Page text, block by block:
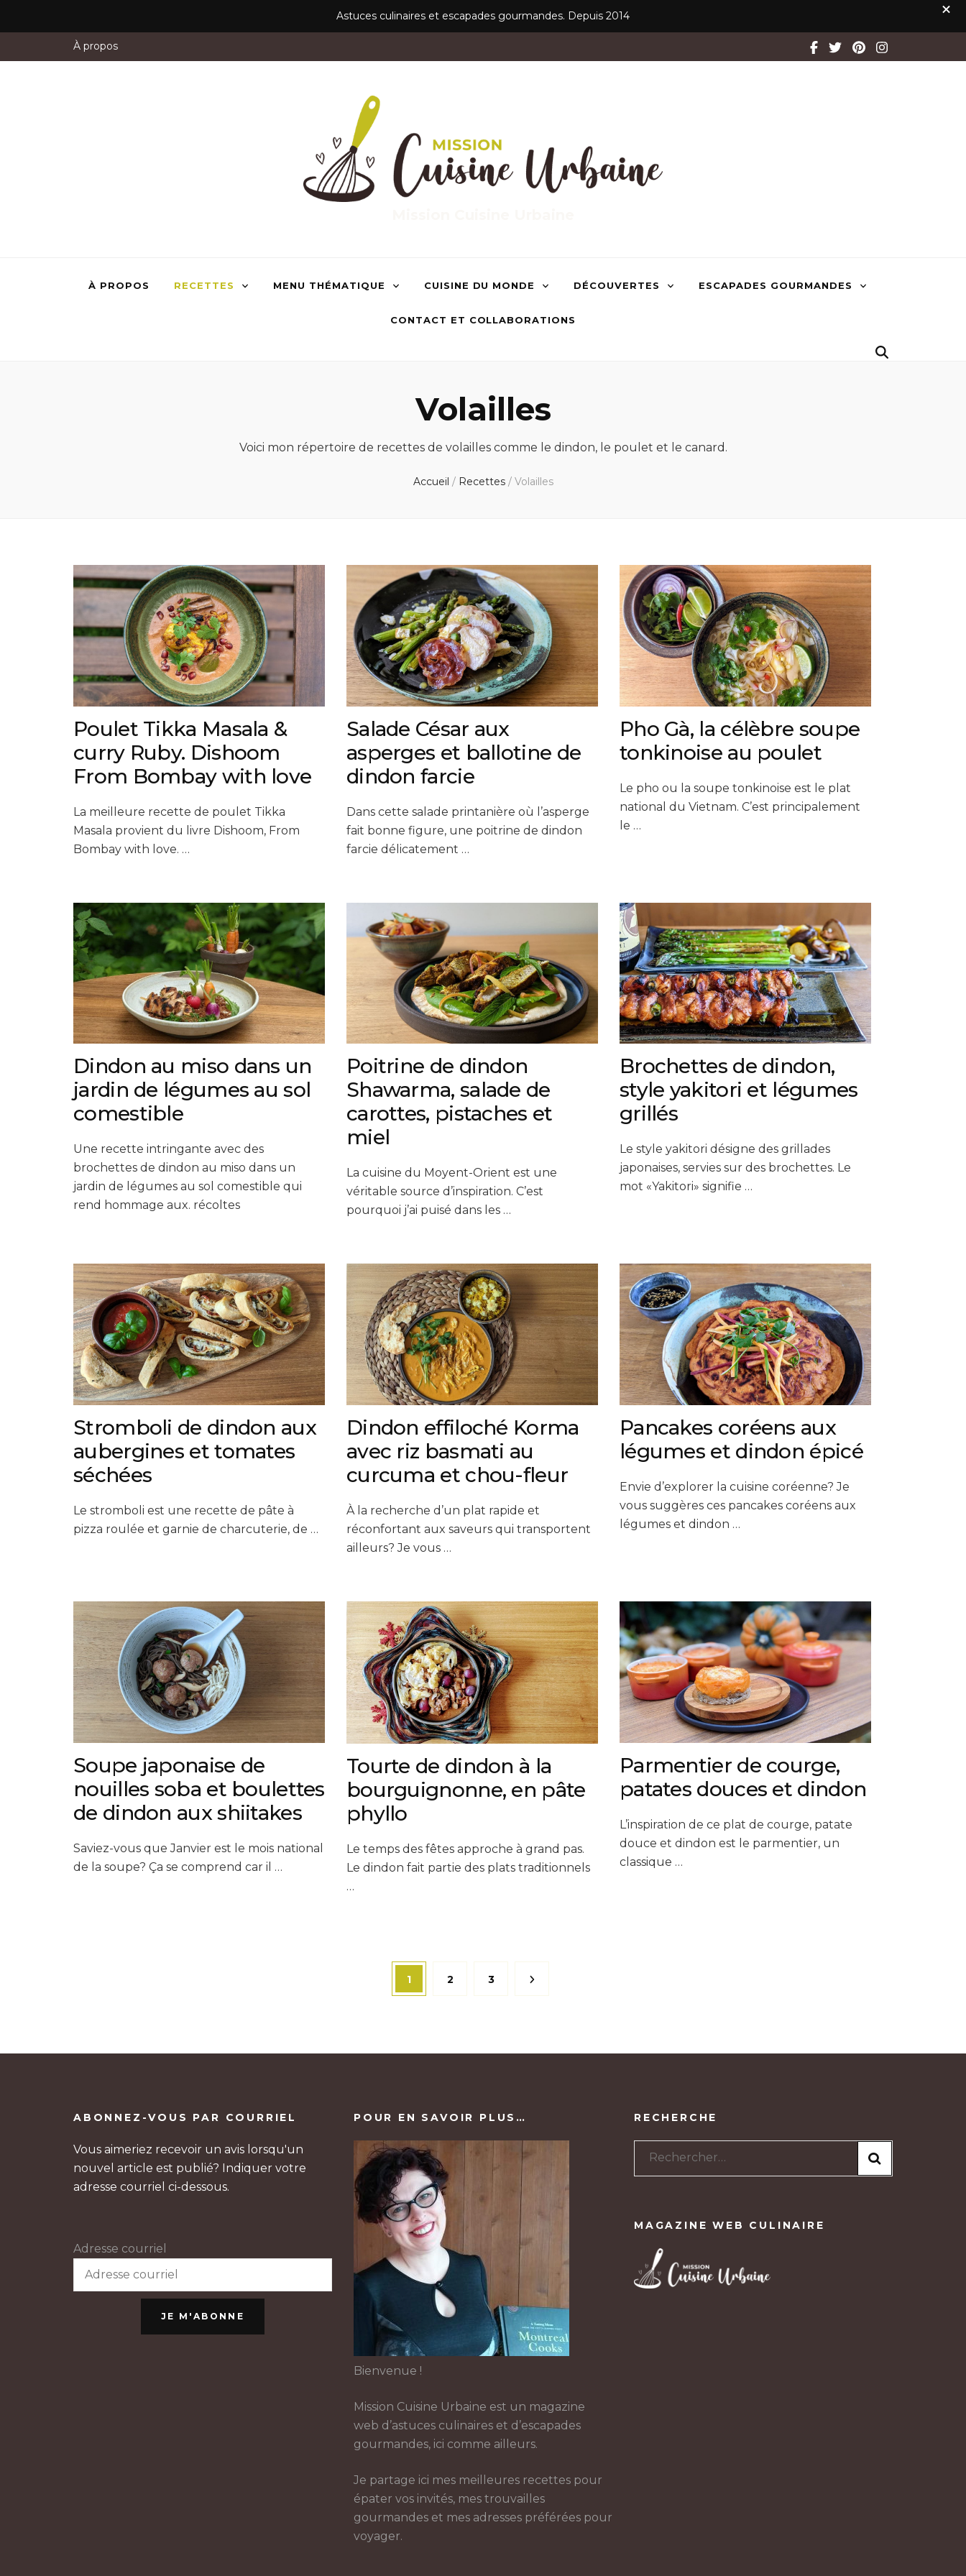
Astuces culinaires et escapades gourmandes. Depuis 2014
À propos
À PROPOS RECETTES MENU THÉMATIQUE CUISINE DU MONDE DÉCOUVERTES ESCAPADES GOURMANDES
CONTACT ET COLLABORATIONS
Volailles
Voici mon répertoire de recettes de volailles comme le dindon, le poulet et le canard.
Accueil / Recettes / Volailles
Poulet Tikka Masala &
curry Ruby. Dishoom
From Bombay with love
La meilleure recette de poulet Tikka
Masala provient du livre Dishoom, From
Bombay with love. …
Salade César aux
asperges et ballotine de
dindon farcie
Dans cette salade printanière où l’asperge
fait bonne figure, une poitrine de dindon
farcie délicatement …
Pho Gà, la célèbre soupe
tonkinoise au poulet
Le pho ou la soupe tonkinoise est le plat
national du Vietnam. C’est principalement
le …
Dindon au miso dans un
jardin de légumes au sol
comestible
Une recette intringante avec des
brochettes de dindon au miso dans un
jardin de légumes au sol comestible qui
rend hommage aux. récoltes
Poitrine de dindon
Shawarma, salade de
carottes, pistaches et
miel
La cuisine du Moyent-Orient est une
véritable source d’inspiration. C’est
pourquoi j’ai puisé dans les …
Brochettes de dindon,
style yakitori et légumes
grillés
Le style yakitori désigne des grillades
japonaises, servies sur des brochettes. Le
mot «Yakitori» signifie …
Stromboli de dindon aux
aubergines et tomates
séchées
Le stromboli est une recette de pâte à
pizza roulée et garnie de charcuterie, de …
Dindon effiloché Korma
avec riz basmati au
curcuma et chou-fleur
À la recherche d’un plat rapide et
réconfortant aux saveurs qui transportent
ailleurs? Je vous …
Pancakes coréens aux
légumes et dindon épicé
Envie d’explorer la cuisine coréenne? Je
vous suggères ces pancakes coréens aux
légumes et dindon …
Soupe japonaise de
nouilles soba et boulettes
de dindon aux shiitakes
Saviez-vous que Janvier est le mois national
de la soupe? Ça se comprend car il …
Tourte de dindon à la
bourguignonne, en pâte
phyllo
Le temps des fêtes approche à grand pas.
Le dindon fait partie des plats traditionnels
…
Parmentier de courge,
patates douces et dindon
L’inspiration de ce plat de courge, patate
douce et dindon est le parmentier, un
classique …
Page
1 Page
2 Page
3
ABONNEZ-VOUS PAR COURRIEL
Vous aimeriez recevoir un avis lorsqu'un
nouvel article est publié? Indiquer votre
adresse courriel ci-dessous.
Adresse courriel
JE M'ABONNE
POUR EN SAVOIR PLUS…
Bienvenue !
Mission Cuisine Urbaine est un magazine
web d’astuces culinaires et d’escapades
gourmandes, ici comme ailleurs.
Je partage ici mes meilleures recettes pour
épater vos invités, mes trouvailles
gourmandes et mes adresses préférées pour
voyager.
RECHERCHE
Rechercher :
MAGAZINE WEB CULINAIRE